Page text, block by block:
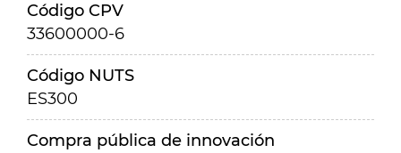
Código CPV
33600000-6
Código NUTS
ES300
Compra pública de innovación